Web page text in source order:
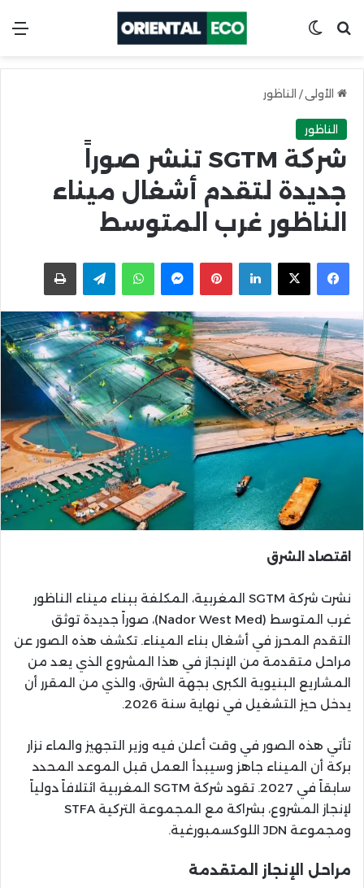
ابحث عنSwitch skin
الأولى / الناظور
الناظور
شركة SGTM تنشر صوراً
جديدة لتقدم أشغال ميناء
الناظور غرب المتوسط
Facebook
X
LinkedIn
Pinterest
Messenger
WhatsApp
Telegramاطبعها
اقتصاد الشرق
نشرت شركة SGTM المغربية، المكلفة ببناء ميناء الناظور
غرب المتوسط (Nador West Med)، صوراً جديدة توثق
التقدم المحرز في أشغال بناء الميناء. تكشف هذه الصور عن
مراحل متقدمة من الإنجاز في هذا المشروع الذي يعد من
المشاريع البنيوية الكبرى بجهة الشرق، والذي من المقرر أن
يدخل حيز التشغيل في نهاية سنة 2026.
تأتي هذه الصور في وقت أعلن فيه وزير التجهيز والماء نزار
بركة أن الميناء جاهز وسيبدأ العمل قبل الموعد المحدد
سابقاً في 2027. تقود شركة SGTM المغربية ائتلافاً دولياً
لإنجاز المشروع، بشراكة مع المجموعة التركية STFA
ومجموعة JDN اللوكسمبورغية.
مراحل الإنجاز المتقدمة